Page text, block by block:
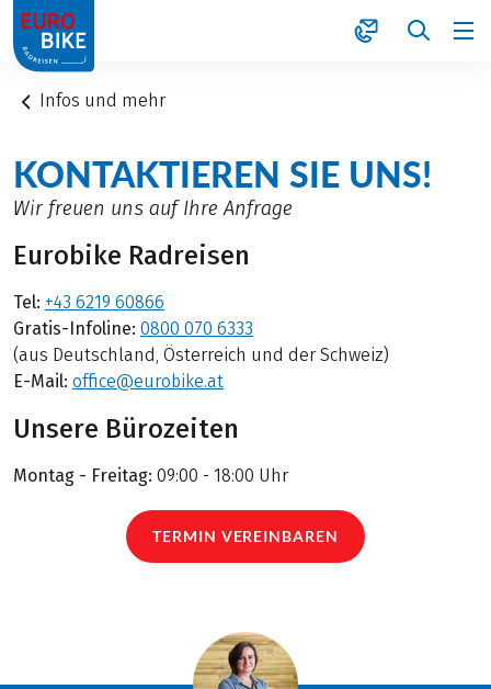
1
Infos und mehr
KONTAKTIEREN SIE UNS!
Wir freuen uns auf Ihre Anfrage
Eurobike Radreisen
Tel: +43 6219 60866
Gratis-Infoline: 0800 070 6333
(aus Deutschland, Österreich und der Schweiz)
E-Mail: office@eurobike.at
Unsere Bürozeiten
Montag - Freitag: 09:00 - 18:00 Uhr
TERMIN VEREINBAREN